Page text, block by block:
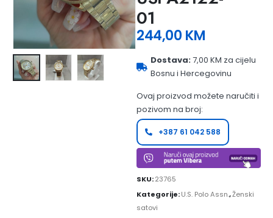
01
244,00 KM
Dostava:7,00 KM za cijelu
Bosnu i Hercegovinu
Ovaj proizvod možete naručiti i
pozivom na broj:
+387 61 042 588
SKU:23765
Kategorije:U.S. Polo Assn.,Ženski
satovi